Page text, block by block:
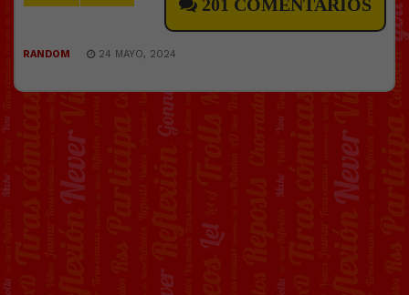
201 COMENTARIOS
RANDOM 24 MAYO, 2024